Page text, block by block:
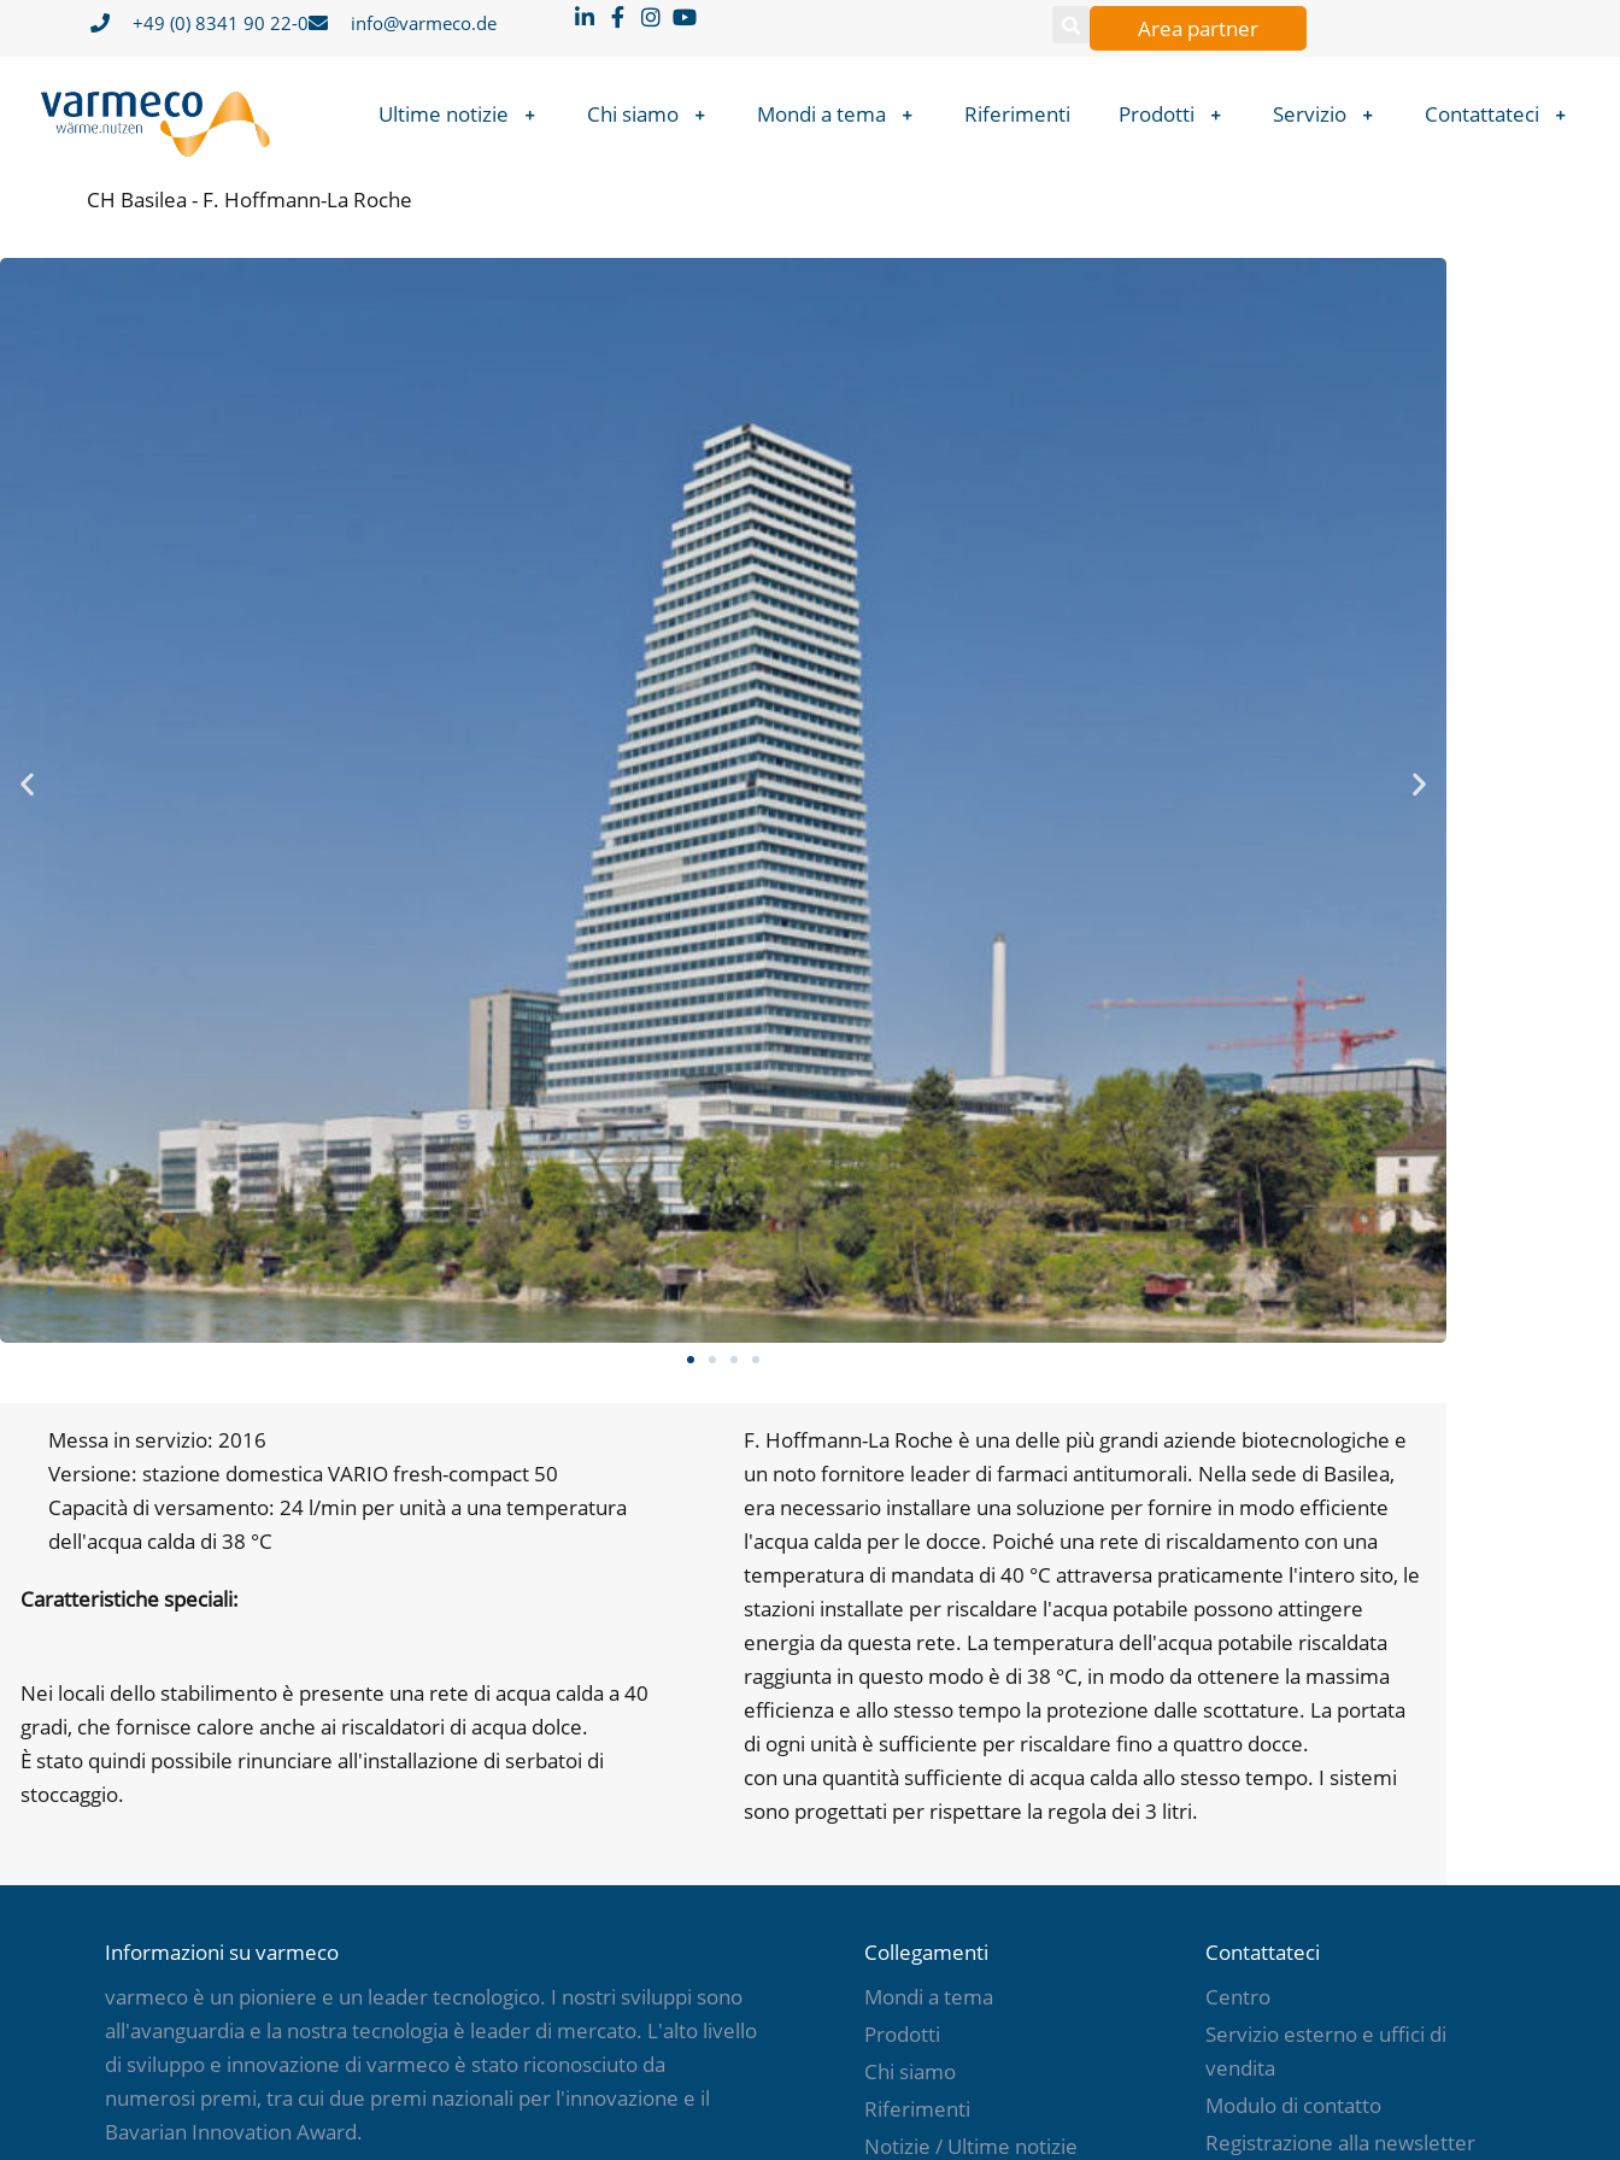
+49 (0) 8341 90 22-0 info@varmeco.de Area partner
Ultime notizie Chi siamo Mondi a tema Riferimenti Prodotti Servizio Contattateci
CH Basilea - F. Hoffmann-La Roche
Messa in servizio: 2016
Versione: stazione domestica VARIO fresh-compact 50
Capacità di versamento: 24 l/min per unità a una temperatura
dell'acqua calda di 38 °C
Caratteristiche speciali:
Nei locali dello stabilimento è presente una rete di acqua calda a 40
gradi, che fornisce calore anche ai riscaldatori di acqua dolce.
È stato quindi possibile rinunciare all'installazione di serbatoi di
stoccaggio.
F. Hoffmann-La Roche è una delle più grandi aziende biotecnologiche e
un noto fornitore leader di farmaci antitumorali. Nella sede di Basilea,
era necessario installare una soluzione per fornire in modo efficiente
l'acqua calda per le docce. Poiché una rete di riscaldamento con una
temperatura di mandata di 40 °C attraversa praticamente l'intero sito, le
stazioni installate per riscaldare l'acqua potabile possono attingere
energia da questa rete. La temperatura dell'acqua potabile riscaldata
raggiunta in questo modo è di 38 °C, in modo da ottenere la massima
efficienza e allo stesso tempo la protezione dalle scottature. La portata
di ogni unità è sufficiente per riscaldare fino a quattro docce.
con una quantità sufficiente di acqua calda allo stesso tempo. I sistemi
sono progettati per rispettare la regola dei 3 litri.
Informazioni su varmeco
varmeco è un pioniere e un leader tecnologico. I nostri sviluppi sono
all'avanguardia e la nostra tecnologia è leader di mercato. L'alto livello
di sviluppo e innovazione di varmeco è stato riconosciuto da
numerosi premi, tra cui due premi nazionali per l'innovazione e il
Bavarian Innovation Award.
Collegamenti
Mondi a tema
Prodotti
Chi siamo
Riferimenti
Notizie / Ultime notizie
Contattateci
Centro
Servizio esterno e uffici di
vendita
Modulo di contatto
Registrazione alla newsletter